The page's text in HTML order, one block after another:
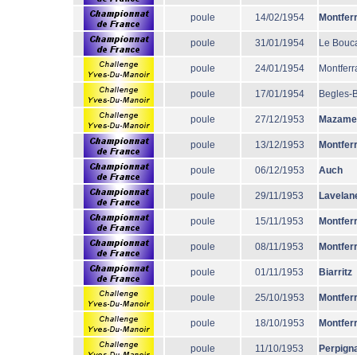
poule 14/02/1954
poule 31/01/1954 Le
poule 24/01/1954
poule 17/01/1954 Begles-
poule 27/12/1953
poule 13/12/1953
poule 06/12/1953 Auch
poule 29/11/1953
poule 15/11/1953
poule 08/11/1953
poule 01/11/1953 Biarritz
poule 25/10/1953
poule 18/10/1953
poule 11/10/1953